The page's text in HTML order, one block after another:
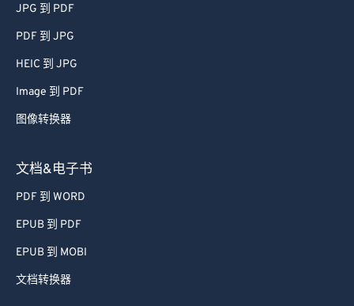
JPG 到 PDF
PDF 到 JPG
HEIC 到 JPG
Image 到 PDF
图像转换器
文档&电子书
PDF 到 WORD
EPUB 到 PDF
EPUB 到 MOBI
文档转换器